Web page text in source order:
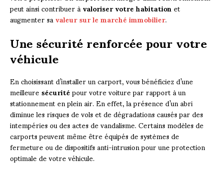
peut ainsi contribuer àvaloriser votre habitationet
augmenter savaleur sur le marché immobilier.
Une sécurité renforcée pour votre
véhicule
En choisissant d’installer un carport, vous bénéficiez d’une
meilleuresécuritépour votre voiture par rapport à un
stationnement en plein air. En effet, la présence d’un abri
diminue les risques de vols et de dégradations causés par des
intempéries ou des actes de vandalisme. Certains modèles de
carports peuvent même être équipés de systèmes de
fermeture ou de dispositifs anti-intrusion pour une protection
optimale de votre véhicule.